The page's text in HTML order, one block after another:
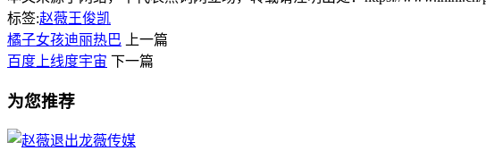
标签:赵薇王俊凯
橘子女孩迪丽热巴
上一篇
百度上线度宇宙 下一篇
为您推荐